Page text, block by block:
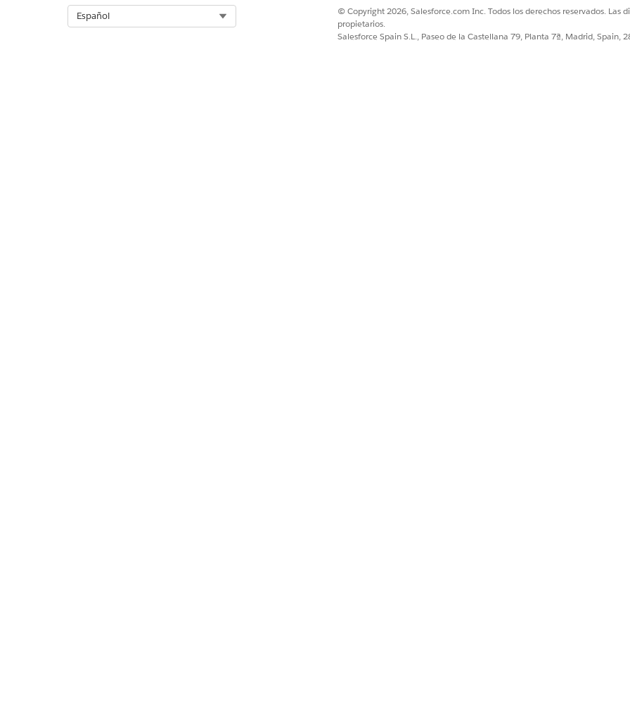
de integración de MuleSoft.
CONSULTE TAMBIÉN:
Español
© Copyright 2026, Salesforce.com Inc. Todos los derechos reservados. Las
propietarios.
Salesforce Spain S.L., Paseo de la Castellana 79, Planta 7ª, Madrid, Spain,